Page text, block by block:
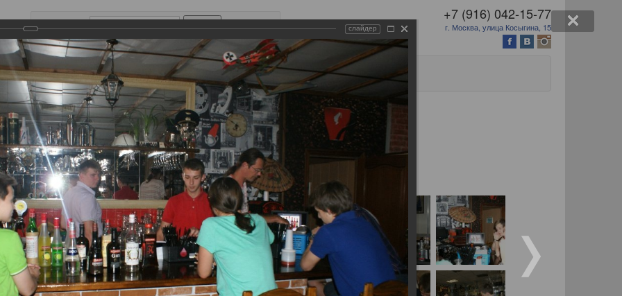
поиск по сайту
+7 (916) 042-15-77
г. Москва, улица Косыгина, 15
Напитки Выездной бар Контакты
слайдер